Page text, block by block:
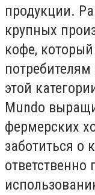
продукции.
крупных
кофе,
этой
Mundo
фермерских
заботиться о
ответственно